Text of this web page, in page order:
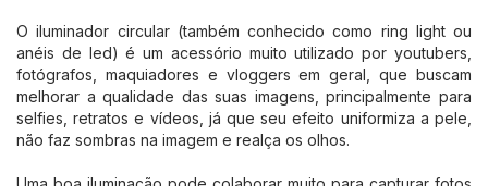
O iluminador circular (também conhecido como ring light ou
anéis de led) é um acessório muito utilizado por youtubers,
fotógrafos, maquiadores e vloggers em geral, que buscam
melhorar a qualidade das suas imagens, principalmente para
selfies, retratos e vídeos, já que seu efeito uniformiza a pele,
não faz sombras na imagem e realça os olhos.